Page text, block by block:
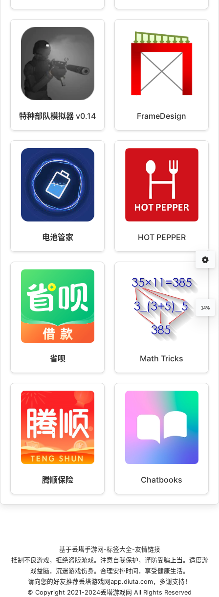
特种部队模拟器 v0.14 FrameDesign
电池管家 HOT PEPPER
省呗 Math Tricks
腾顺保险 Chatbooks
14%
基于丢塔手游网 -标签大全-友情链接
抵制不良游戏，拒绝盗版游戏。注意自我保护，谨防受骗上当。适度游
戏益脑，沉迷游戏伤身。合理安排时间，享受健康生活。
请向您的好友推荐丢塔游戏网app.diuta.com，多谢支持！
© Copyright 2021-2024丢塔游戏网 All Rights Reserved